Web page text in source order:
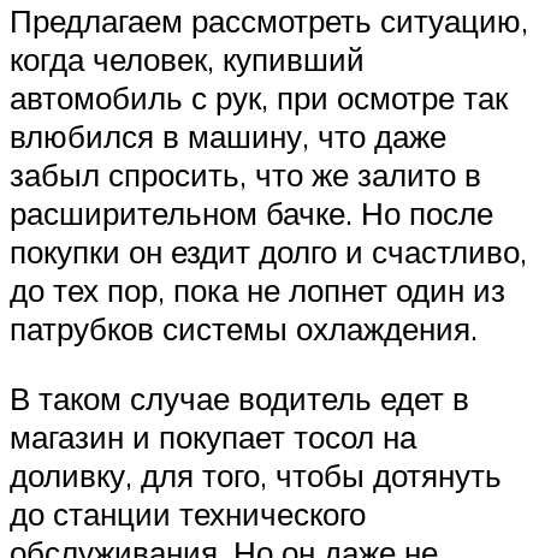
Предлагаем рассмотреть ситуацию,
когда человек, купивший
автомобиль с рук, при осмотре так
влюбился в машину, что даже
забыл спросить, что же залито в
расширительном бачке. Но после
покупки он ездит долго и счастливо,
до тех пор, пока не лопнет один из
патрубков системы охлаждения.
В таком случае водитель едет в
магазин и покупает тосол на
доливку, для того, чтобы дотянуть
до станции технического